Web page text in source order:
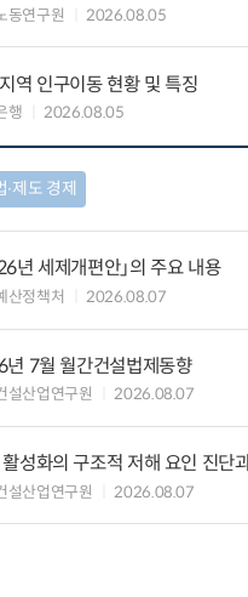
동연구원 2026.08.05
역 인구이동 현황 및 특징
행 2026.08.05
∙제도 경제
년 세제개편안」의 주요 내용
산정책처 2026.08.07
년 7월 월간건설법제동향
설산업연구원 2026.08.07
성화의 구조적 저해 요인 진단
설산업연구원 2026.08.07